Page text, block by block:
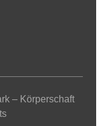
– Körperschaft